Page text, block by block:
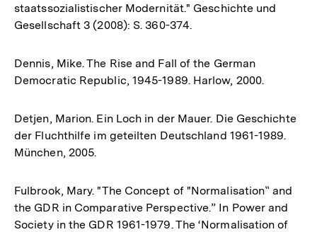
staatssozialistischer Modernität." Geschichte und
Gesellschaft 3 (2008): S. 360-374.
Dennis, Mike. The Rise and Fall of the German
Democratic Republic, 1945-1989. Harlow, 2000.
Detjen, Marion. Ein Loch in der Mauer. Die Geschichte
der Fluchthilfe im geteilten Deutschland 1961-1989.
München, 2005.
Fulbrook, Mary. "The Concept of "Normalisation‟ and
the GDR in Comparative Perspective.” In Power and
Society in the GDR 1961-1979. The ‘Normalisation of